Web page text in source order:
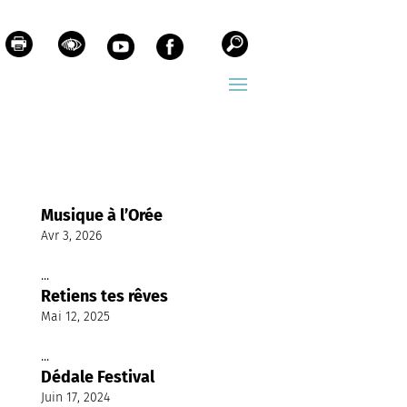
Musique à l’Orée
Avr 3, 2026
...
Retiens tes rêves
Mai 12, 2025
...
Dédale Festival
Juin 17, 2024